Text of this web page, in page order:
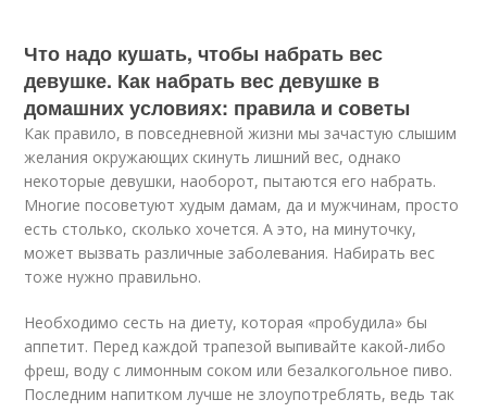
Что надо кушать, чтобы набрать вес
девушке. Как набрать вес девушке в
домашних условиях: правила и советы
Как правило, в повседневной жизни мы зачастую слышим
желания окружающих скинуть лишний вес, однако
некоторые девушки, наоборот, пытаются его набрать.
Многие посоветуют худым дамам, да и мужчинам, просто
есть столько, сколько хочется. А это, на минуточку,
может вызвать различные заболевания. Набирать вес
тоже нужно правильно.
Необходимо сесть на диету, которая «пробудила» бы
аппетит. Перед каждой трапезой выпивайте какой-либо
фреш, воду с лимонным соком или безалкогольное пиво.
Последним напитком лучше не злоупотреблять, ведь так